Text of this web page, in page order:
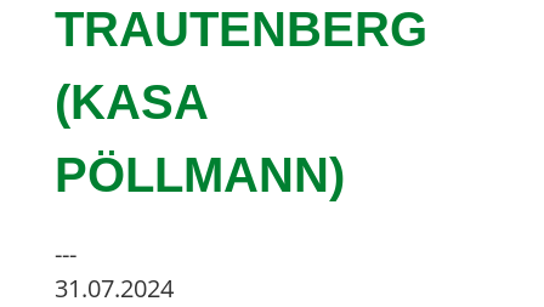
RAUTENBERG (
KASA P
ÖLLMANN)
---
31.07.2024